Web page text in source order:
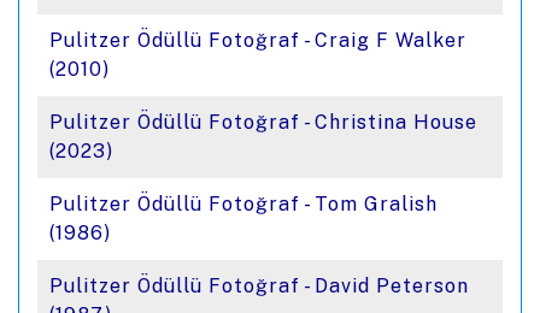
Pulitzer Ödüllü Fotoğraf - Craig F Walker
(2010)
Pulitzer Ödüllü Fotoğraf - Christina House
(2023)
Pulitzer Ödüllü Fotoğraf - Tom Gralish
(1986)
Pulitzer Ödüllü Fotoğraf - David Peterson